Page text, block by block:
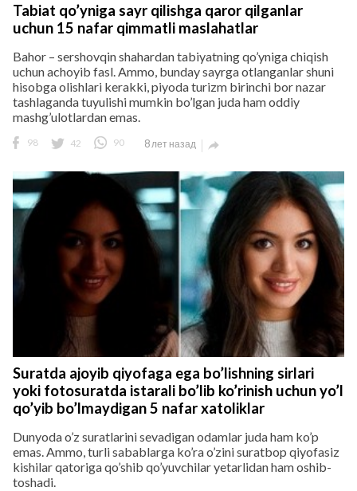
Tabiat qo’yniga sayr qilishga qaror qilganlar
uchun 15 nafar qimmatli maslahatlar
Bahor – sershovqin shahardan tabiyatning qo’yniga chiqish
uchun achoyib fasl. Ammo, bunday sayrga otlanganlar shuni
hisobga olishlari kerakki, piyoda turizm birinchi bor nazar
tashlaganda tuyulishi mumkin bo’lgan juda ham oddiy
mashg’ulotlardan emas.
98 42 90 8 лет назад 
Suratda ajoyib qiyofaga ega bo’lishning sirlari
yoki fotosuratda istarali bo’lib ko’rinish uchun yo’l
qo’yib bo’lmaydigan 5 nafar xatoliklar
Dunyoda o’z suratlarini sevadigan odamlar juda ham ko’p
emas. Ammo, turli sabablarga ko’ra o’zini suratbop qiyofasiz
kishilar qatoriga qo’shib qo’yuvchilar yetarlidan ham oshib-
toshadi.